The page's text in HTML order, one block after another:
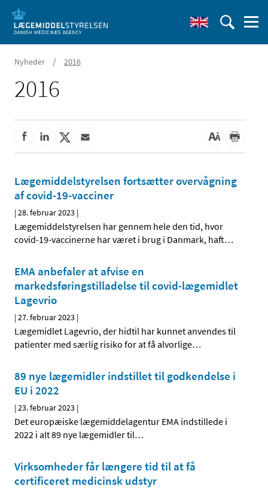
Nyheder / 2016
2016
Lægemiddelstyrelsen fortsætter overvågning
af covid-19-vacciner
|28. februar 2023 |
Lægemiddelstyrelsen har gennem hele den tid, hvor
covid-19-vaccinerne har været i brug i Danmark, haft…
EMA anbefaler at afvise en
markedsføringstilladelse til covid-lægemidlet
Lagevrio
|27. februar 2023 |
Lægemidlet Lagevrio, der hidtil har kunnet anvendes til
patienter med særlig risiko for at få alvorlige…
89 nye lægemidler indstillet til godkendelse i
EU i 2022
|23. februar 2023 |
Det europæiske lægemiddelagentur EMA indstillede i
2022 i alt 89 nye lægemidler til…
Virksomheder får længere tid til at få
certificeret medicinsk udstyr